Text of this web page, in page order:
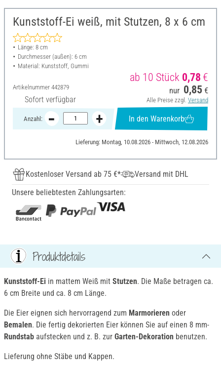
Kunststoff-Ei weiß, mit Stutzen, 8 x 6 cm
Länge: 8 cm
Durchmesser (außen): 6 cm
Material: Kunststoff, Gummi
Artikelnummer 442879
Sofort verfügbar
ab 10 Stück 0,78 €
nur 0,85 €
Alle Preise zzgl. Versand
Anzahl: In den Warenkorb
Lieferung: Montag, 10.08.2026 - Mittwoch, 12.08.2026
Kostenloser Versand ab 75 €*
Versand mit DHL
Unsere beliebtesten Zahlungsarten:
Produktdetails
Kunststoff-Ei in mattem Weiß mit Stutzen. Die Maße betragen ca.
6 cm Breite und ca. 8 cm Länge.
Die Eier eignen sich hervorragend zum Marmorieren oder
Bemalen. Die fertig dekorierten Eier können Sie auf einen 8 mm-
Rundstab aufstecken und z. B. zur Garten-Dekoration benutzen.
Lieferung ohne Stäbe und Kappen.